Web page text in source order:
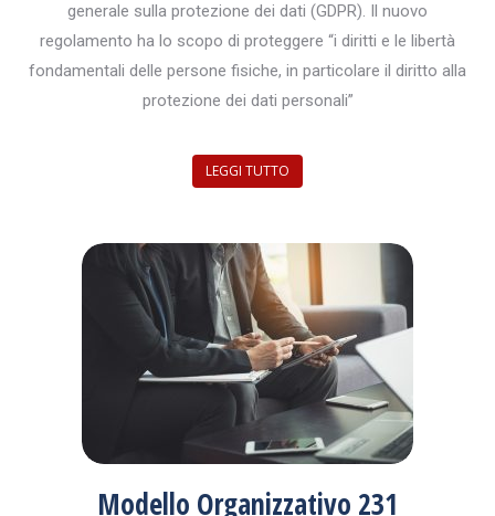
generale sulla protezione dei dati (GDPR). Il nuovo
regolamento ha lo scopo di proteggere “i diritti e le libertà
fondamentali delle persone fisiche, in particolare il diritto alla
protezione dei dati personali”
LEGGI TUTTO
Modello Organizzativo 231